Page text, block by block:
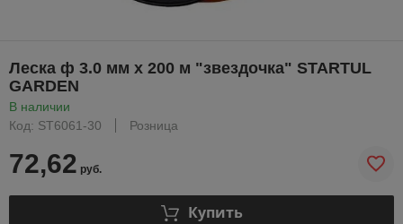
Леска ф 3.0 мм х 200 м "звездочка" STARTUL
GARDEN
В наличии
Код: ST6061-30
Розница
72,62 руб.
Купить